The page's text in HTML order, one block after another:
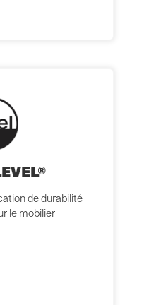
de durabilité
le mobilier